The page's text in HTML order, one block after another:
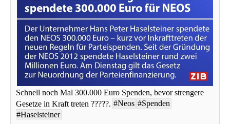
Schnell noch Mal 300.000 Euro Spenden, bevor strengere
Gesetze in Kraft treten ?????. #Neos #Spenden
#Haselsteiner